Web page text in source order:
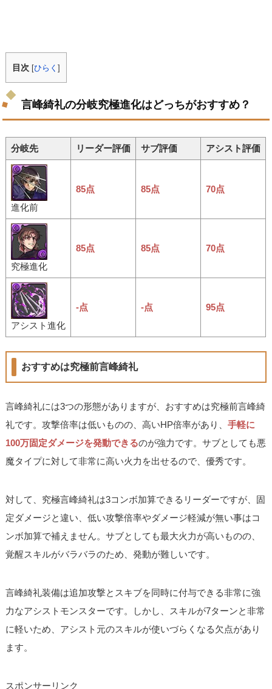
目次 [ひらく]
言峰綺礼の分岐究極進化はどっちがおすすめ？
分岐先 リーダー評価 サブ評価 アシスト評価
進化前
85点 85点 70点
究極進化
85点 85点 70点
アシスト進化
-点 -点 95点
おすすめは究極前言峰綺礼
言峰綺礼には3つの形態がありますが、おすすめは究極前言峰綺
礼です。攻撃倍率は低いものの、高いHP倍率があり、手軽に
100万固定ダメージを発動できるのが強力です。サブとしても悪
魔タイプに対して非常に高い火力を出せるので、優秀です。
対して、究極言峰綺礼は3コンボ加算できるリーダーですが、固
定ダメージと違い、低い攻撃倍率やダメージ軽減が無い事はコ
ンボ加算で補えません。サブとしても最大火力が高いものの、
覚醒スキルがバラバラのため、発動が難しいです。
言峰綺礼装備は追加攻撃とスキブを同時に付与できる非常に強
力なアシストモンスターです。しかし、スキルが7ターンと非常
に軽いため、アシスト元のスキルが使いづらくなる欠点があり
ます。
スポンサーリンク